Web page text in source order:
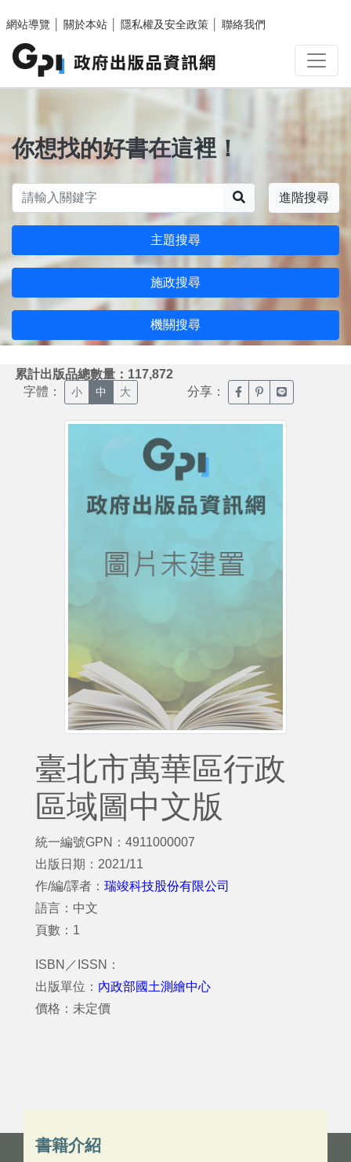
網站導覽
關於本站 隱私權及安全政策 聯絡我們
你想找的好書在這裡！
進階搜尋
主題搜尋
施政搜尋
機關搜尋
累計出版品總數量：117,872
字體： 小 中 大 分享： 臉書分享(另開新視窗)
噗浪分享(另開新
Line分享(另
臺北市萬華區行政
區域圖中文版
統一編號GPN：4911000007
出版日期：2021/11
作/編/譯者： 瑞竣科技股份有限公司
語言：中文
頁數：1
ISBN／ISSN：
出版單位： 內政部國土測繪中心
價格：未定價
書籍介紹